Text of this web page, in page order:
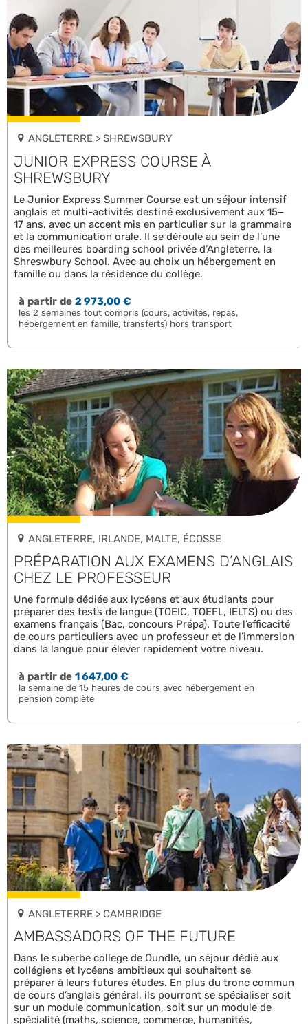
ANGLETERRE > SHREWSBURY
JUNIOR EXPRESS COURSE À
SHREWSBURY
Le Junior Express Summer Course est un séjour intensif
anglais et multi-activités destiné exclusivement aux 15–
17 ans, avec un accent mis en particulier sur la grammaire
et la communication orale. Il se déroule au sein de l’une
des meilleures boarding school privée d’Angleterre, la
Shreswbury School. Avec au choix un hébergement en
famille ou dans la résidence du collège.
à partir de2 973,00 €
les 2 semaines tout compris (cours, activités, repas,
hébergement en famille, transferts) hors transport
ANGLETERRE, IRLANDE, MALTE, ÉCOSSE
PRÉPARATION AUX EXAMENS D’ANGLAIS
CHEZ LE PROFESSEUR
Une formule dédiée aux lycéens et aux étudiants pour
préparer des tests de langue (TOEIC, TOEFL, IELTS) ou des
examens français (Bac, concours Prépa). Toute l’efficacité
de cours particuliers avec un professeur et de l’immersion
dans la langue pour élever rapidement votre niveau.
à partir de1 647,00 €
la semaine de 15 heures de cours avec hébergement en
pension complète
ANGLETERRE > CAMBRIDGE
AMBASSADORS OF THE FUTURE
Dans le suberbe college de Oundle, un séjour dédié aux
collégiens et lycéens ambitieux qui souhaitent se
préparer à leurs futures études. En plus du tronc commun
de cours d’anglais général, ils pourront se spécialiser soit
sur un module communication, soit sur un module de
spécialité (maths, science, commerce, humanités,